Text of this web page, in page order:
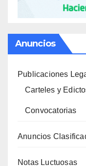
Anuncios
Publicaciones
Carteles y
Convocatorias
Anuncios
Notas Luctuosas